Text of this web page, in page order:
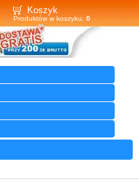
Koszyk
Produktów w koszyku: 0